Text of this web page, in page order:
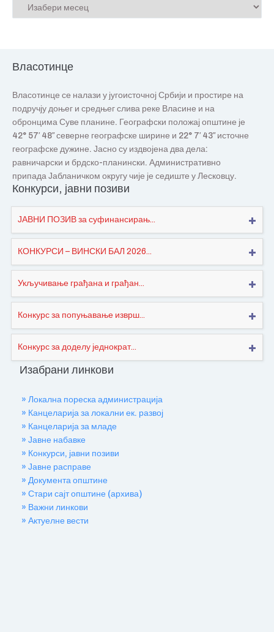
Власотинце
Власотинце се налази у југоисточној Србији и простире на
подручју доњег и средњег слива реке Власине и на
обронцима Суве планине. Географски положај општине је
42° 57′ 48″ северне географске ширине и 22° 7′ 43″ источне
географске дужине. Јасно су издвојена два дела:
равничарски и брдско-планински. Административно
припада Јабланичком округу чије је седиште у Лесковцу.
Конкурси, јавни позиви
ЈАВНИ ПОЗИВ за суфинансирањ...
КОНКУРСИ – ВИНСКИ БАЛ 2026...
Укључивање грађана и грађан...
Конкурс за попуњавање изврш...
Конкурс за доделу једнократ...
Изабрани линкови
» Локална пореска администрација
» Канцеларија за локални ек. развој
» Канцеларија за младе
» Јавне набавке
» Конкурси, јавни позиви
» Јавне расправе
» Документа општине
» Стари сајт општине (архива)
» Важни линкови
» Актуелне вести